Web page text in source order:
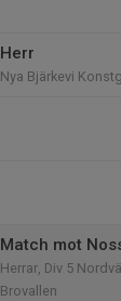
Herr
Nya Bjärkevi
Match mot
Herrar, Div 5
Brovallen